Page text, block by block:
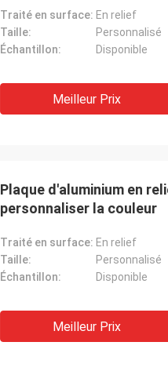
Traité en surface: En relief
Taille:
Personnalisé
Échantillon:
Disponible
Meilleur Prix
Plaque d'aluminium en
personnaliser la couleur
Traité en surface: En relief
Taille:
Personnalisé
Échantillon:
Disponible
Meilleur Prix